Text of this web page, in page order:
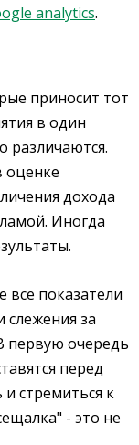
analytics.
приносит тот
в один
различаются.
оценке
дохода
Иногда
все показатели
слежения за
первую очередь
перед
стремиться к
- это не